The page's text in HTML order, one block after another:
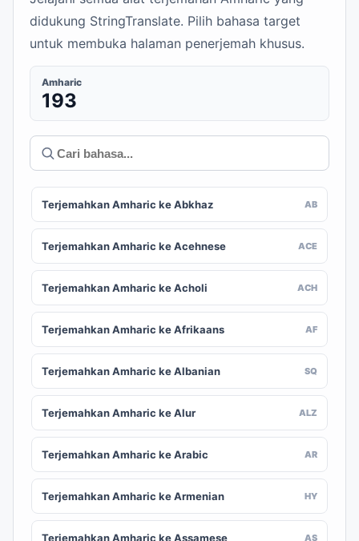
didukung StringTranslate. Pilih bahasa target
untuk membuka halaman penerjemah khusus.
Amharic
193
Terjemahkan Amharic ke Abkhaz AB
Terjemahkan Amharic ke Acehnese ACE
Terjemahkan Amharic ke Acholi ACH
Terjemahkan Amharic ke Afrikaans AF
Terjemahkan Amharic ke Albanian SQ
Terjemahkan Amharic ke Alur ALZ
Terjemahkan Amharic ke Arabic AR
Terjemahkan Amharic ke Armenian HY
Terjemahkan Amharic ke Assamese AS